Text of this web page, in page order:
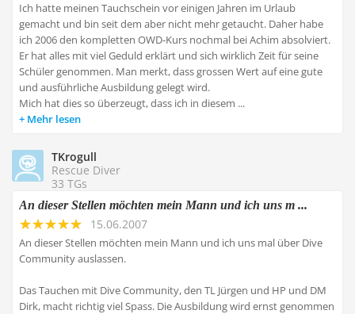
Ich hatte meinen Tauchschein vor einigen Jahren im Urlaub
gemacht und bin seit dem aber nicht mehr getaucht. Daher habe
ich 2006 den kompletten OWD-Kurs nochmal bei Achim absolviert.
Er hat alles mit viel Geduld erklärt und sich wirklich Zeit für seine
Schüler genommen. Man merkt, dass grossen Wert auf eine gute
und ausführliche Ausbildung gelegt wird.
Mich hat dies so überzeugt, dass ich in diesem ...
Mehr lesen
TKrogull
Rescue Diver
33 TGs
An dieser Stellen möchten mein Mann und ich uns m ...
15.06.2007
An dieser Stellen möchten mein Mann und ich uns mal über Dive
Community auslassen.
Das Tauchen mit Dive Community, den TL Jürgen und HP und DM
Dirk, macht richtig viel Spass. Die Ausbildung wird ernst genommen